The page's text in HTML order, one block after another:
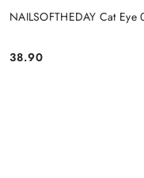
NAILSOFTHEDAY Cat
Cena:
38.90